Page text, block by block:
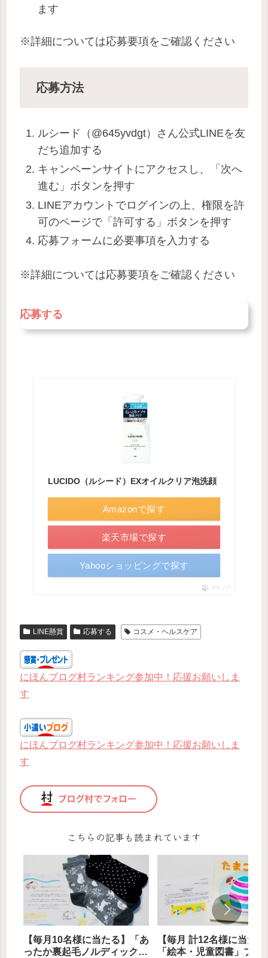
ます
※詳細については応募要項をご確認ください
応募方法
ルシード（@645yvdgt）さん公式LINEを友
だち追加する
キャンペーンサイトにアクセスし、「次へ
進む」ボタンを押す
LINEアカウントでログインの上、権限を許
可のページで「許可する」ボタンを押す
応募フォームに必要事項を入力する
※詳細については応募要項をご確認ください
応募する
LUCIDO（ルシード）EXオイルクリア泡洗顔
Amazonで探す
楽天市場で探す
Yahooショッピングで探す
ポチップ
LINE懸賞 応募する コスメ・ヘルスケア
にほんブログ村ランキング参加中！応援お願いしま
す
にほんブログ村ランキング参加中！応援お願いしま
す
こちらの記事も読まれています
【毎月10名様に当たる】「あ
ったか裏起毛ノルディック柄
【毎月 計12名様に当た
「絵本・児童図書」プレ